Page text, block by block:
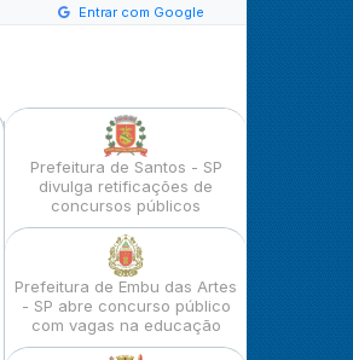
Entrar com Google
Prefeitura de Santos - SP
divulga retificações de
concursos públicos
Prefeitura de Embu das Artes
- SP abre concurso público
com vagas na educação